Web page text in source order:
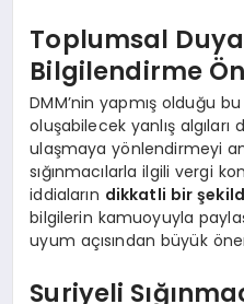
Toplumsal
Bilgilendirme
DMM’nin yapmış olduğu
oluşabilecek yanlış
ulaşmaya yönlendirmeyi
sığınmacılarla ilgili vergi
iddiaların dikkatli bir
bilgilerin kamuoyuyla
uyum açısından büyük
Suriyeli